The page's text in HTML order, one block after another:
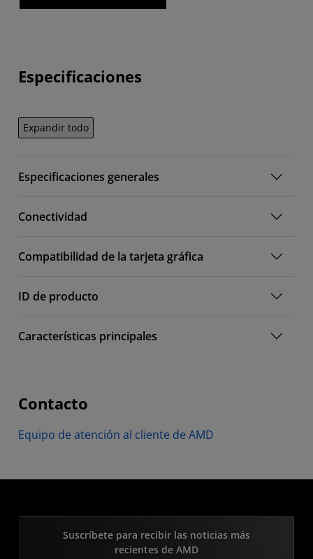
Especificaciones
Expandir todo
Especificaciones generales
Conectividad
Compatibilidad de la tarjeta gráfica
ID de producto
Características principales
Contacto
Equipo de atención al cliente de AMD
Suscríbete para recibir las noticias más
recientes de AMD